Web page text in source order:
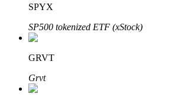
Leer staken
Meer informatie over het verdienen van
Bitrue
SPYX
SP500 tokenized ETF (xStock)
GRVT
Grvt